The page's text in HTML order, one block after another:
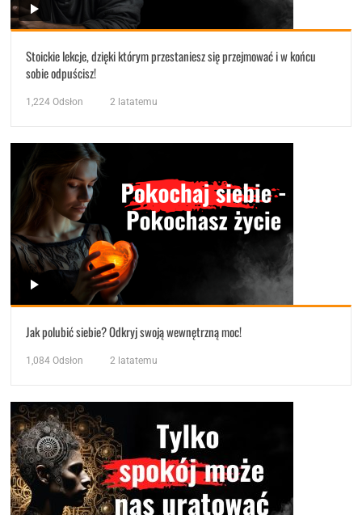
Stoickie lekcje, dzięki którym przestaniesz się przejmować i w końcu
sobie odpuścisz!
1,224 Odsłon 2 latatemu
Jak polubić siebie? Odkryj swoją wewnętrzną moc!
1,084 Odsłon 2 latatemu